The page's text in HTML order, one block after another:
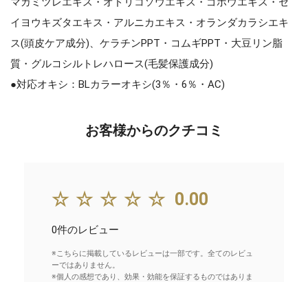
イヨウキズタエキス・アルニカエキス・オランダカラシエキ
ス(頭皮ケア成分)、ケラチンPPT・コムギPPT・大豆リン脂
質・グルコシルトレハロース(毛髪保護成分)
●対応オキシ：BLカラーオキシ(3％・6％・AC)
お客様からのクチコミ
☆☆☆☆☆ 0.00
0件のレビュー
※こちらに掲載しているレビューは一部です。全てのレビュ
ーではありません。
※個人の感想であり、効果・効能を保証するものではありま